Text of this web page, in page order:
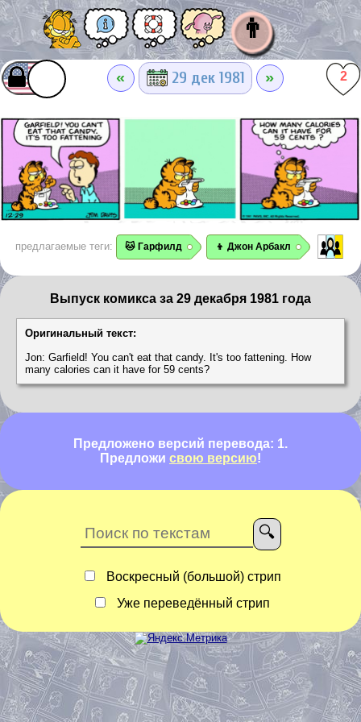
👨
« 29 дек 1981 » 2
предлагаемые теги: 🐱 Гарфилд 👦 Джон Арбакл
Выпуск комикса за 29 декабря 1981 года
Оригинальный текст:
Jon: Garfield! You can't eat that candy. It's too fattening. How
many calories can it have for 59 cents?
Предложено версий перевода: 1.
Предложи свою версию!
Воскресный (большой) стрип
Уже переведённый стрип